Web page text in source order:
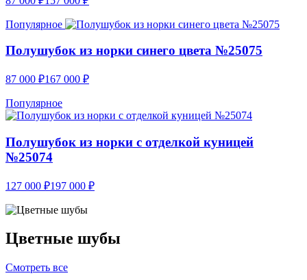
Популярное
Полушубок из норки синего цвета №25075
87 000 ₽167 000 ₽
Популярное
Полушубок из норки с отделкой куницей
№25074
127 000 ₽197 000 ₽
Цветные шубы
Смотреть все